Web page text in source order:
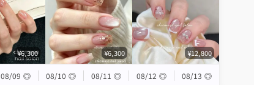
¥6,300 ¥6,300 ¥12,800
08/09 ◎ 08/10 ◎ 08/11 ◎ 08/12 ◎ 08/13 ◎